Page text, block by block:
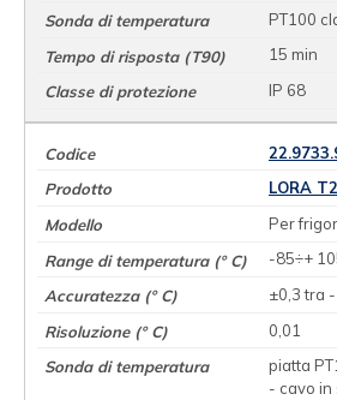
PT100
15 min
IP 68
LORA
Per
-85÷+
±0,3 tra
0,01
piatta
- cavo in